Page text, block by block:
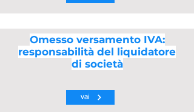
Omesso versamento IVA:
responsabilità del liquidatore
di società
vai